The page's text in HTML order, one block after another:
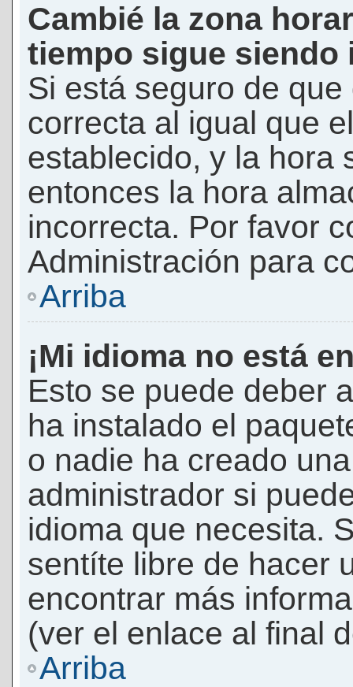
Cambié la zona
tiempo sigue siendo
Si está seguro de
correcta al igual que
establecido, y la hora
entonces la hora
incorrecta. Por favor
Administración para
Arriba
¡Mi idioma no está
Esto se puede deber
ha instalado el
o nadie ha creado
administrador si
idioma que necesita.
sentíte libre de hacer
encontrar más
(ver el enlace al final
Arriba